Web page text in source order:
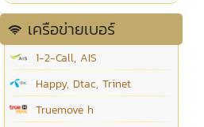
เครือข่ายเบอร์
1-2-Call, AIS
Happy, Dtac, Trinet
Truemove h